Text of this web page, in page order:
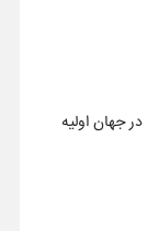
جهان اولیه